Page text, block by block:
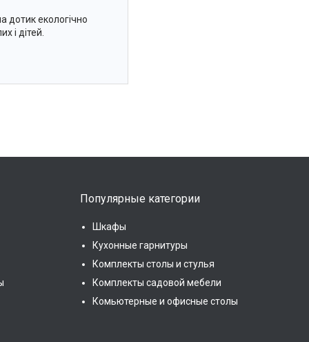
дотик екологічно
і дітей.
Популярные категории
Шкафы
Кухонные гарнитуры
Комплекты столы и стулья
Комплекты садовой мебели
Комьютерные и офисные столы